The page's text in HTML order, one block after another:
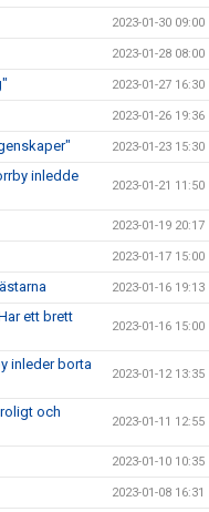
2023-01-30 09:00
2023-01-28 08:00
2023-01-27 16:30
2023-01-26 19:36
2023-01-23 15:30
inledde
2023-01-21 11:50
2023-01-19 20:17
2023-01-17 15:00
2023-01-16 19:13
ett brett
2023-01-16 15:00
inleder borta
2023-01-12 13:35
och
2023-01-11 12:55
2023-01-10 10:35
2023-01-08 16:31